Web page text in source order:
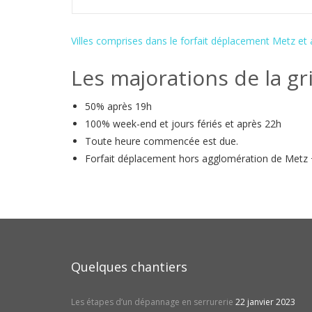
Villes comprises dans le forfait déplacement Metz et
Les majorations de la
50% après 19h
100% week-end et jours fériés et après 22h
Toute heure commencée est due.
Forfait déplacement hors agglomération de Metz
Quelques chantiers
Les étapes d’un dépannage en serrurerie 22 janvier 2023